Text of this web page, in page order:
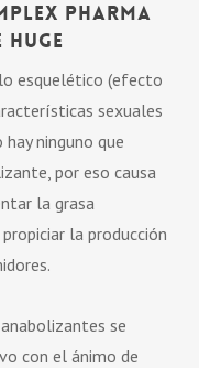
Pharma
Huge
esquelético (efecto
sexuales
ninguno que
por eso causa
la grasa
la producción
se
con el ánimo de